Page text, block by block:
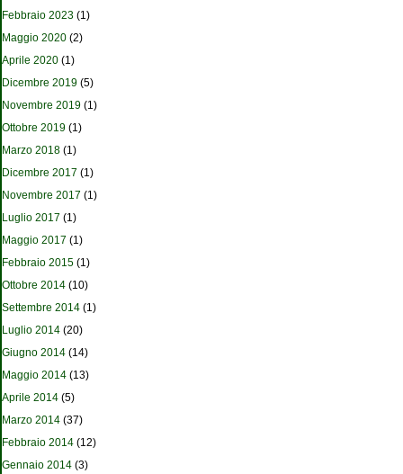
Febbraio 2023 (1)
Maggio 2020 (2)
Aprile 2020 (1)
Dicembre 2019 (5)
Novembre 2019 (1)
Ottobre 2019 (1)
Marzo 2018 (1)
Dicembre 2017 (1)
Novembre 2017 (1)
Luglio 2017 (1)
Maggio 2017 (1)
Febbraio 2015 (1)
Ottobre 2014 (10)
Settembre 2014 (1)
Luglio 2014 (20)
Giugno 2014 (14)
Maggio 2014 (13)
Aprile 2014 (5)
Marzo 2014 (37)
Febbraio 2014 (12)
Gennaio 2014 (3)